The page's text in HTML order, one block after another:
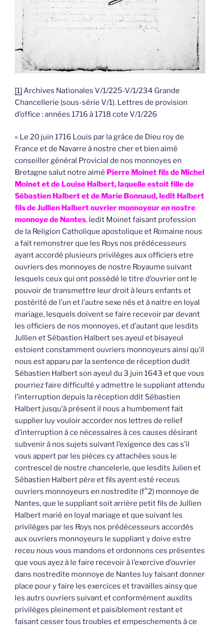
[1] Archives Nationales V/1/225-V/1/234 Grande
Chancellerie (sous-série V/1). Lettres de provision
d’office : années 1716 à 1718 cote V/1/226
« Le 20 juin 1716 Louis par la grâce de Dieu roy de
France et de Navarre à nostre cher et bien aimé
conseiller général Provicial de nos monnoyes en
Bretagne salut notre aimé Pierre Moinet fils de Michel
Moinet et de Louise Halbert, laquelle estoit fille de
Sébastien Halbert et de Marie Bonnaud, ledit Halbert
fils de Jullien Halbert ouvrier monnoyeur en nostre
monnoye de Nantes, ledit Moinet faisant profession
de la Religion Catholique apostolique et Romaine nous
a fait remonstrer que les Roys nos prédécesseurs
ayant accordé plusieurs privilèges aux officiers etre
ouvriers des monnoyes de nostre Royaume suivant
lesquels ceux qui ont possédé le titre d’ouvrier ont le
pouvoir de transmettre leur droit à leurs enfants et
postérité de l’un et l’autre sexe nés et à naitre en loyal
mariage, lesquels doivent se faire recevoir par devant
les officiers de nos monnoyes, et d’autant que lesdits
Jullien et Sébastien Halbert ses ayeul et bisayeul
estoient constamment ouvriers monnoyeurs ainsi qu’il
nous est apparu par la sentence de réception dudit
Sébastien Halbert son ayeul du 3 juin 1643 et que vous
pourriez faire difficulté y admettre le suppliant attendu
l’interruption depuis la réception ddit Sébastien
Halbert jusqu’à présent il nous a humbement fait
supplier luy vouloir accorder nos lettres de relief
d’interruption à ce nécessaires à ces causes désirant
subvenir à nos sujets suivant l’exigence des cas s’il
vous appert par les pièces cy attachées sous le
contrescel de nostre chancelerie, que lesdits Julien et
Sébastien Halbert père et fils ayent esté receus
ouvriers monnoyeurs en nostredite (f°2) monnoye de
Nantes, que le suppliant soit arrière petit fils de Jullien
Halbert marié en loyal mariage et que suivant les
privilèges par les Roys nos prédécesseurs accordés
aux ouvriers monnoyeurs le suppliant y doive estre
receu nous vous mandons et ordonnons ces présentes
que vous ayez à le faire recevoir à l’exercive d’ouvrier
dans nostredite monnoye de Nantes luy faisant donner
place pour y faire les exercices et travailles ainsy que
les autrs ouvriers suivant et conformément auxdits
privilèges pleinement et paisiblement restant et
faisant cesser tous troubles et empeschements à ce